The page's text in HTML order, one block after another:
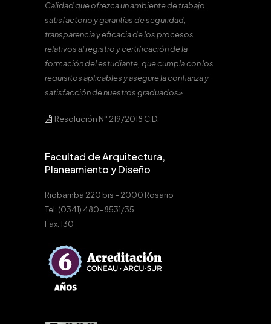
Calidad que ofrezca un ambiente de trabajo
satisfactorio y garantías de seguridad,
transparencia y eficacia de los procesos
relativos al registro y certificación de la
formación del estudiante, que cumpla con los
requisitos aplicables y asegure la confianza y
satisfacción de nuestros graduados».
Resolución N° 219/2018 C.D.
Facultad de Arquitectura,
Planeamiento y Diseño
Riobamba 220 bis – 2000 Rosario
Tel: (0341) 480-8531/35
Fax: 130